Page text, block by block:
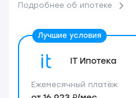
Подробнее об ипотеке
IT Ипотека
Ежемесячный платёж